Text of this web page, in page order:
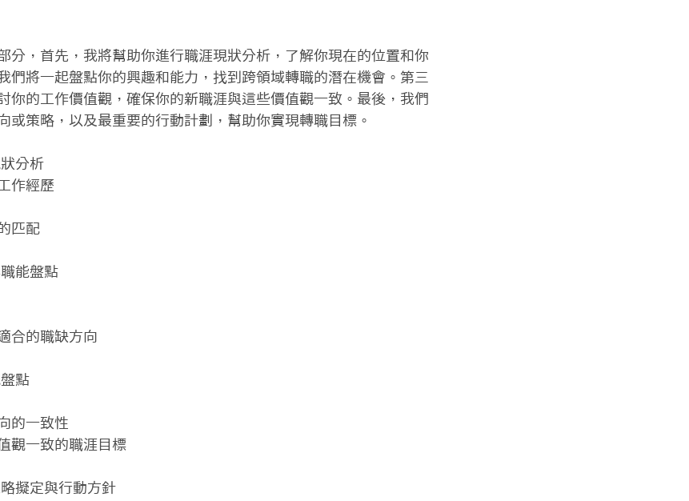
分，首先，我將幫助你進行職涯現狀分析，了解你現在的位置和你
們將一起盤點你的興趣和能力，找到跨領域轉職的潛在機會。第三
你的工作價值觀，確保你的新職涯與這些價值觀一致。最後，我們
或策略，以及最重要的行動計劃，幫助你實現轉職目標。
分析
作經歷
匹配
能盤點
合的職缺方向
點
的一致性
觀一致的職涯目標
擬定與行動方針